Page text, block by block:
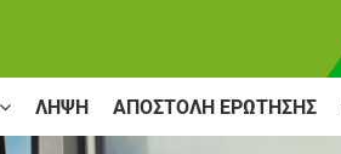
ΛΉΨΗ ΑΠΟΣΤΟΛΉ ΕΡΏΤΗΣΗΣ